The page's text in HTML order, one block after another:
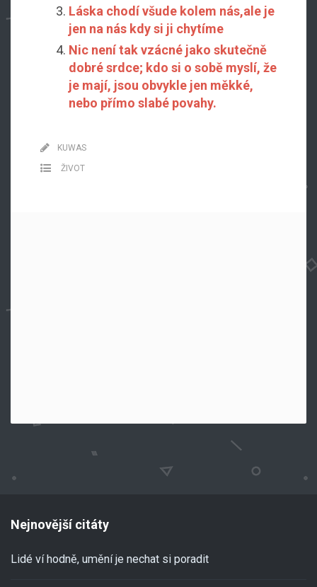
Láska chodí všude kolem nás,ale je
jen na nás kdy si ji chytíme
Nic není tak vzácné jako skutečně
dobré srdce; kdo si o sobě myslí, že
je mají, jsou obvykle jen měkké,
nebo přímo slabé povahy.
KUWAS
ŽIVOT
Nejnovější citáty
Lidé ví hodně, umění je nechat si poradit